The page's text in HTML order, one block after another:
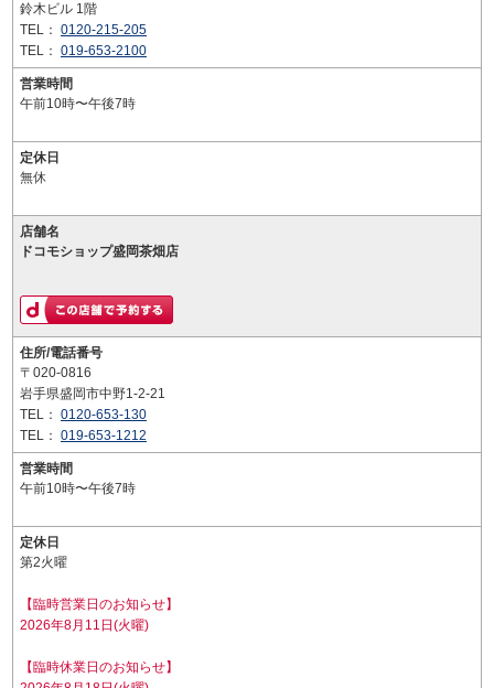
鈴木ビル 1階
TEL： 0120-215-205
TEL： 019-653-2100
営業時間
午前10時〜午後7時
定休日
無休
店舗名
ドコモショップ盛岡茶畑店
住所/電話番号
〒020-0816
岩手県盛岡市中野1-2-21
TEL： 0120-653-130
TEL： 019-653-1212
営業時間
午前10時〜午後7時
定休日
第2火曜
【臨時営業日のお知らせ】
2026年8月11日(火曜)
【臨時休業日のお知らせ】